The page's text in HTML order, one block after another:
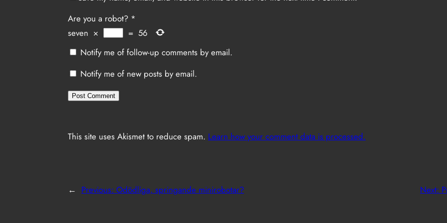
Are you a robot? *
seven × = 56
Notify me of follow-up comments by email.
Notify me of new posts by email.
This site uses Akismet to reduce spam. Learn how your comment data is processed.
← Previous: Odödliga, springande minirobotar? Next: